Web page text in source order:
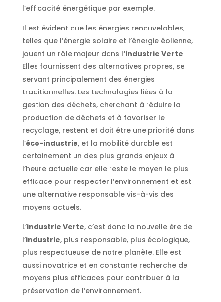
l’efficacité énergétique par exemple.
Il est évident que les énergies renouvelables,
telles que l’énergie solaire et l’énergie éolienne,
jouent un rôle majeur dans l’industrie Verte.
Elles fournissent des alternatives propres, se
servant principalement des énergies
traditionnelles. Les technologies liées à la
gestion des déchets, cherchant à réduire la
production de déchets et à favoriser le
recyclage, restent et doit être une priorité dans
l’éco-industrie, et la mobilité durable est
certainement un des plus grands enjeux à
l’heure actuelle car elle reste le moyen le plus
efficace pour respecter l’environnement et est
une alternative responsable vis-à-vis des
moyens actuels.
L’industrie Verte, c’est donc la nouvelle ère de
l’industrie, plus responsable, plus écologique,
plus respectueuse de notre planète. Elle est
aussi novatrice et en constante recherche de
moyens plus efficaces pour contribuer à la
préservation de l’environnement.